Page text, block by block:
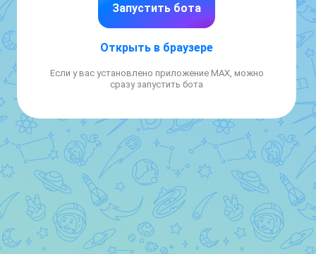
Запустить бота
Открыть в браузере
Если у вас установлено приложение MAX, можно
сразу запустить бота